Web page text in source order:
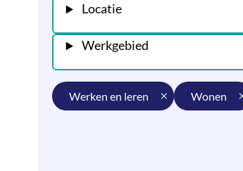
Locatie
Werkgebied
werken en leren wonen